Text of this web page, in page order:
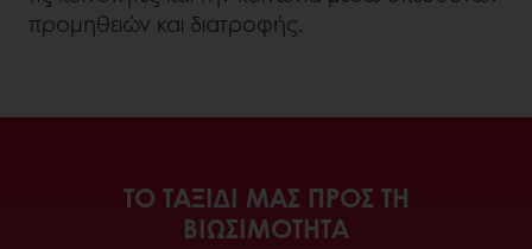
προμηθειών και διατροφής.
ΤΟ ΤΑΞΊΔΙ ΜΑΣ ΠΡΟΣ ΤΗ
ΒΙΩΣΙΜΌΤΗΤΑ